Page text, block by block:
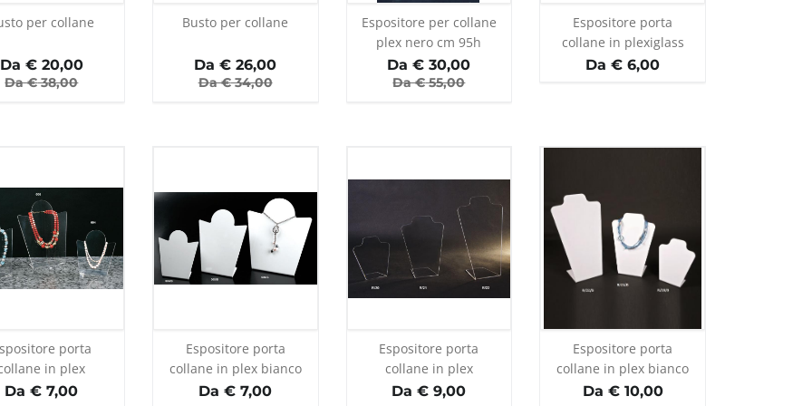
per collane
Da €20,00
Da €38,00
Busto per collane
Da € 26,00
Da €34,00
Espositore per collane
plex nero cm 95h
Da € 30,00
Da €55,00
Espositore porta
collane in plexiglass
trasparente
Da € 6,00
porta
in plex
trasparente
Da € 7,00
Espositore porta
collane in plex bianco
Da € 7,00
Espositore porta
collane in plex
trasparente
Da € 9,00
Espositore porta
collane in plex bianco
Da € 10,00